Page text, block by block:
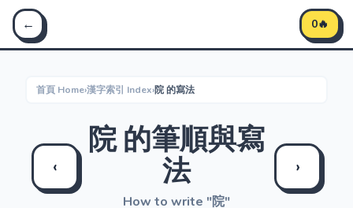
Stroke Master 筆順大師 - 學習中文筆順
←
0🔥
首頁 Home›漢字索引 Index›院 的寫法
‹
院 的筆順與寫
法
How to write "院"
›